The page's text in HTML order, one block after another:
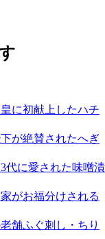
に初献上したハチ
が絶賛されたへぎ
代に愛された味噌漬
がお福分けされる
舗ふぐ刺し・ちり